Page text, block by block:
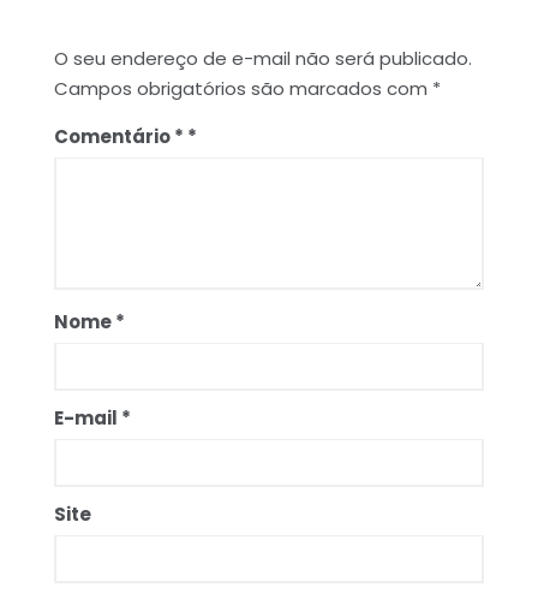
O seu endereço de e-mail não será publicado.
Campos obrigatórios são marcados com *
Comentário*
Nome*
E-mail *
Site